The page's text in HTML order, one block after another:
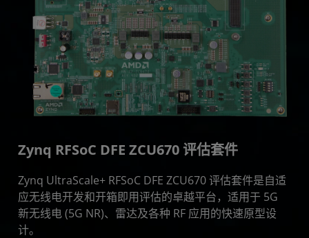
Zynq RFSoC DFE ZCU670 评估套件
Zynq UltraScale+ RFSoC DFE ZCU670 评估套件是自适
应无线电开发和开箱即用评估的卓越平台，适用于 5G
新无线电 (5G NR)、雷达及各种 RF 应用的快速原型设
计。